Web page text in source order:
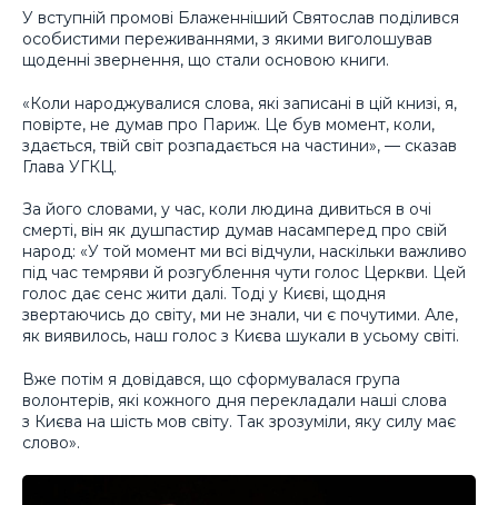
У вступній промові Блаженніший Святослав поділився
особистими переживаннями, з якими виголошував
щоденні звернення, що стали основою книги.
«Коли народжувалися слова, які записані в цій книзі, я,
повірте, не думав про Париж. Це був момент, коли,
здається, твій світ розпадається на частини», — сказав
Глава УГКЦ.
За його словами, у час, коли людина дивиться в очі
смерті, він як душпастир думав насамперед про свій
народ: «У той момент ми всі відчули, наскільки важливо
під час темряви й розгублення чути голос Церкви. Цей
голос дає сенс жити далі. Тоді у Києві, щодня
звертаючись до світу, ми не знали, чи є почутими. Але,
як виявилось, наш голос з Києва шукали в усьому світі.
Вже потім я довідався, що сформувалася група
волонтерів, які кожного дня перекладали наші слова
з Києва на шість мов світу. Так зрозуміли, яку силу має
слово».